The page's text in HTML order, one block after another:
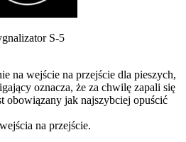
S-5
na wejście na przejście dla pieszych,
oznacza, że za chwilę zapali się
obowiązany jak najszybciej opuścić
na przejście.